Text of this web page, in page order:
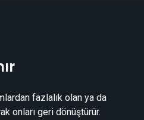
fazlalık olan ya da
onları geri dönüştürür.